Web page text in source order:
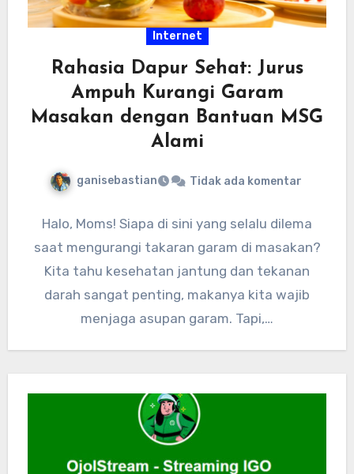
Internet
Rahasia Dapur Sehat: Jurus
Ampuh Kurangi Garam
Masakan dengan Bantuan MSG
Alami
ganisebastian Tidak ada komentar
Halo, Moms! Siapa di sini yang selalu dilema
saat mengurangi takaran garam di masakan?
Kita tahu kesehatan jantung dan tekanan
darah sangat penting, makanya kita wajib
menjaga asupan garam. Tapi,…